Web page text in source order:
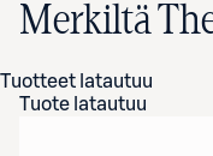
Merkiltä
Tuotteet latautuu
Tuote latautuu